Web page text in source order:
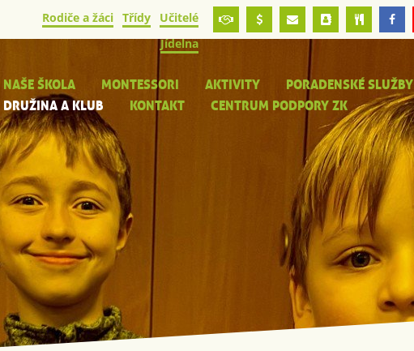
Rodiče a žáci Třídy
Učitelé
Jídelna
NAŠE ŠKOLA MONTESSORI AKTIVITY
PORADENSKÉ SLUŽBY
DRUŽINA A KLUB
KONTAKT CENTRUM PODPORY ZK